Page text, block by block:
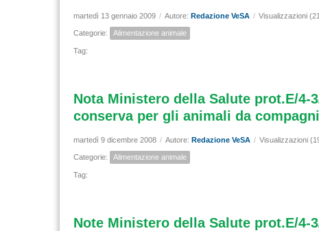
martedì 13 gennaio 2009 / Autore: Redazione VeSA / Visualizzazioni
Categorie: Alimentazione animale
Tag:
Nota Ministero della Salute prot.E/4-
conserva per gli animali da
martedì 9 dicembre 2008 / Autore: Redazione VeSA / Visualizzazioni
Categorie: Alimentazione animale
Tag:
Note Ministero della Salute prot.E/4-